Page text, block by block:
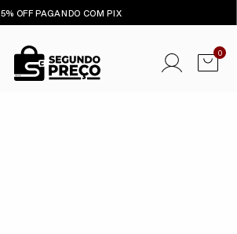
5% OFF PAGANDO COM PIX
0